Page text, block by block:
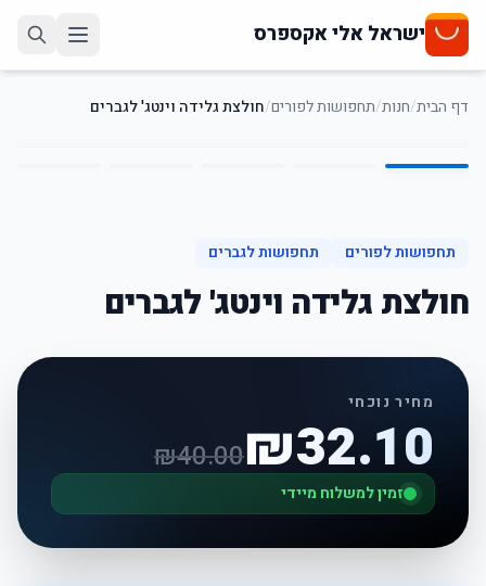
ישראל אלי אקספרס
דף הבית/חנות/תחפושות לפורים/חולצת גלידה וינטג' לגברים
1
/
5
תחפושות לפורים תחפושות לגברים
חולצת גלידה וינטג' לגברים
מחיר נוכחי
₪32.10
₪40.00
זמין למשלוח מיידי